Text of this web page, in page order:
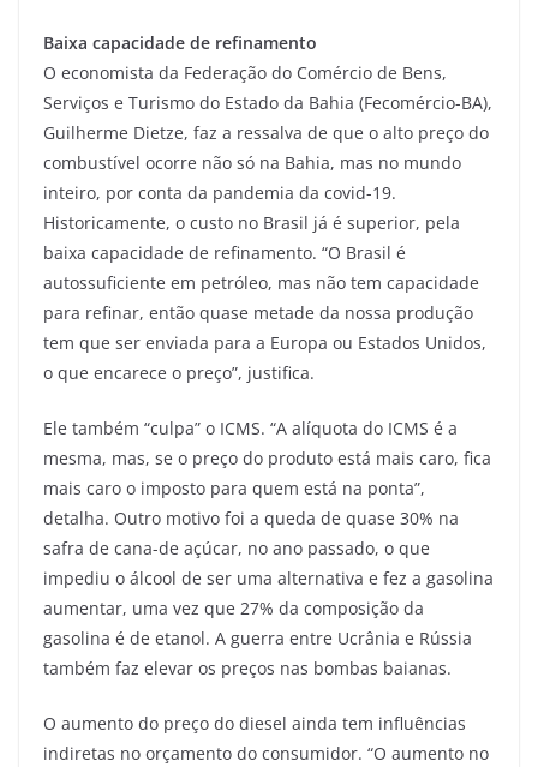
Baixa capacidade de refinamento
O economista da Federação do Comércio de Bens,
Serviços e Turismo do Estado da Bahia (Fecomércio-BA),
Guilherme Dietze, faz a ressalva de que o alto preço do
combustível ocorre não só na Bahia, mas no mundo
inteiro, por conta da pandemia da covid-19.
Historicamente, o custo no Brasil já é superior, pela
baixa capacidade de refinamento. “O Brasil é
autossuficiente em petróleo, mas não tem capacidade
para refinar, então quase metade da nossa produção
tem que ser enviada para a Europa ou Estados Unidos,
o que encarece o preço”, justifica.
Ele também “culpa” o ICMS. “A alíquota do ICMS é a
mesma, mas, se o preço do produto está mais caro, fica
mais caro o imposto para quem está na ponta”,
detalha. Outro motivo foi a queda de quase 30% na
safra de cana-de açúcar, no ano passado, o que
impediu o álcool de ser uma alternativa e fez a gasolina
aumentar, uma vez que 27% da composição da
gasolina é de etanol. A guerra entre Ucrânia e Rússia
também faz elevar os preços nas bombas baianas.
O aumento do preço do diesel ainda tem influências
indiretas no orçamento do consumidor. “O aumento no